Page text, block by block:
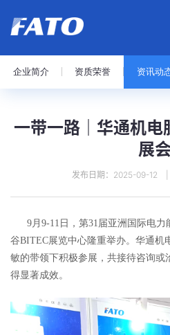
企业简介 资质荣誉 资讯动
一带一路｜华通机
展
发布日期：2025-09-12
9月9-11日，第31届亚洲国际电力
谷BITEC展览中心隆重举办。华通机
敏的带领下积极参展，共接待咨询或
得显著成效。